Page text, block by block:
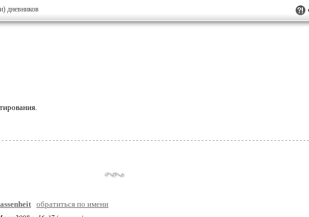
дневников
обратиться по имени